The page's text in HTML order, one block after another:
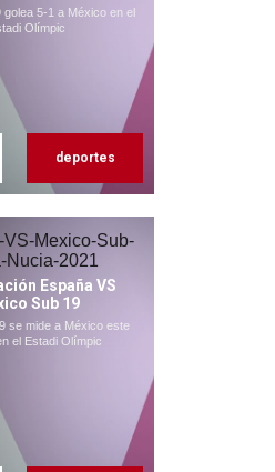
golea 5-1 a México en el
Olímpic
deportes
España VS
Sub 19
se mide a México este
el Estadi Olímpic